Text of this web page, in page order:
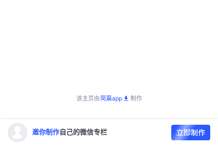
该主页由简篇app 制作
邀你制作 自己的微信专栏